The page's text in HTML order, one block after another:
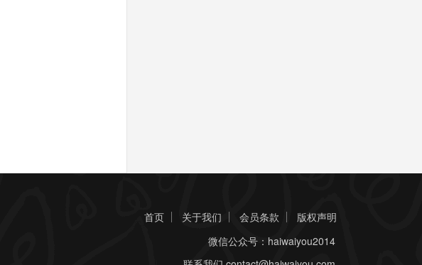
首页 关于我们 会员条款
版权声明
微信公众号：haiwaiyou2014